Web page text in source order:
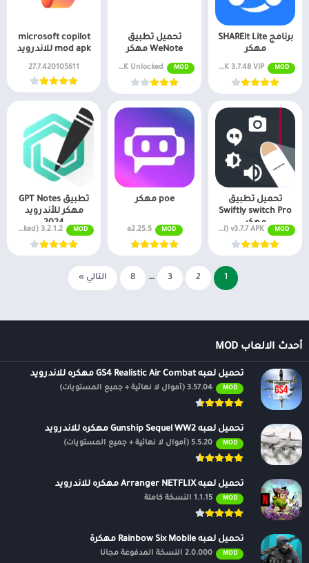
برنامج SHAREit Lite
مهكر
MOD MOD APK 3.7.48 VIP مفتوح
تحميل تطبيق
WeNote مهكر
MOD
v5.46 MOD APK Unlocked
microsoft copilot
mod apk للاندرويد
27.7.420105611
تحميل تطبيق
Swiftly switch Pro
مهكر
MOD v3.7.7 APK (النسخة الكاملة)
poe مهكر
MOD
a2.25.5
تطبيق GPT Notes
مهكر للأندرويد
2024
MOD
3.2.1.2 MOD APK (Premium Unlocked)
1
2
3
…
8 التالي »
أحدث الالعاب MOD
تحميل لعبه GS4 Realistic Air Combat مهكره للاندرويد
MOD 3.57.04 (أموال لا نهائية + جميع المستويات)
تحميل لعبه Gunship Sequel WW2 مهكره للاندرويد
MOD 5.5.20 (أموال لا نهائية + جميع المستويات)
تحميل لعبه Arranger NETFLIX مهكره للاندرويد
MOD 1.1.15 النسخة كاملة
تحميل لعبه Rainbow Six Mobile مهكرة
MOD 2.0.000 النسخة المدفوعة مجانًا